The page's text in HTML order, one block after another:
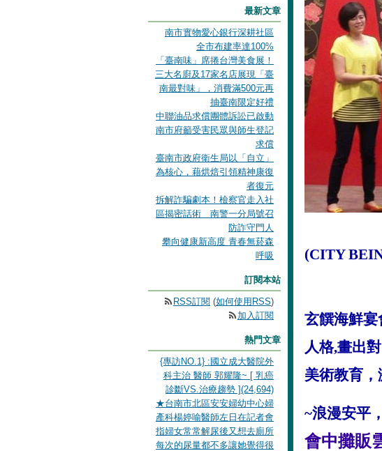
(CITY
玄饌海鮮
人格,畫出
美術教育
~浪漫安平
會中攤販
最新文章
南市實物愛心銀行深耕社區
全市布建率達100%
「臺南味」席捲台灣美食展！
三大名廚及17家名店展現「臺
南最對味」，消費滿500元再
抽臺南限定好禮
中聯油品求償團體訴訟已啟動
南市府籲受害民眾與師生登記
求償
臺南市政府衛生局以「自立」
為核心，藉烘焙引領精神康復
者復元
拆解詐騙劇本！檢察官走入社
區揭密話術 南警一分局號召
防詐守門人
攀向健康新高度 青春無菸森
呼吸
訂閱本站
RSS訂閱 (如何使用RSS)
加入訂閱
熱門文章
{專訪NO.1} :國立成大醫院外
科主治 醫師 郭耀隆~ [ 乳癌
診斷VS.治療趨勢 ](24,694)
★台南市北區安安婦幼中心婦
產科楊婷喻醫師左日在記者會
指婦女常常解尿後又想去廁所
每次的尿量都不多讓她覺得很